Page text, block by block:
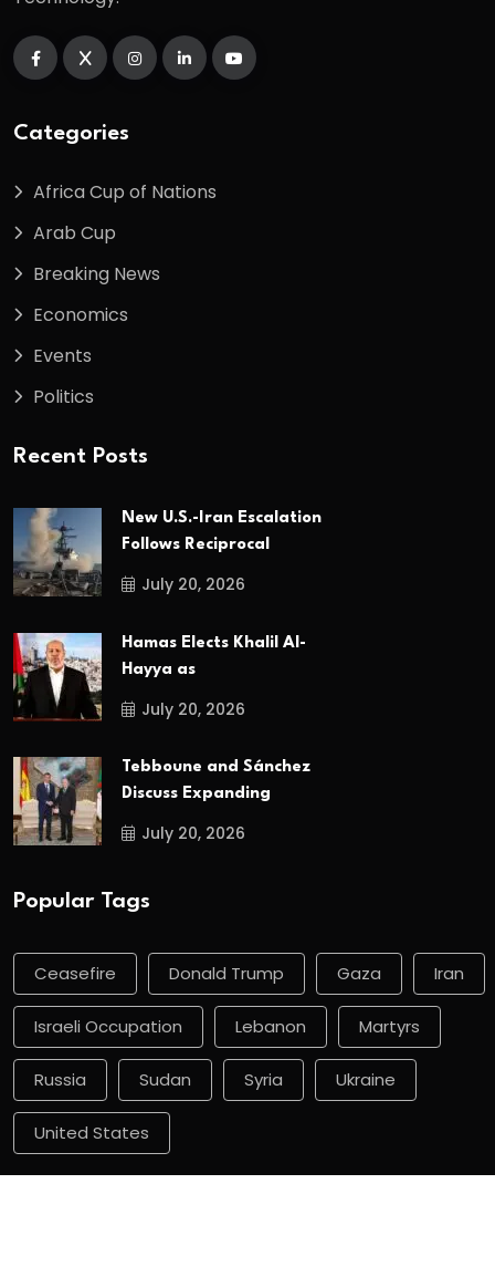
Categories
Africa Cup of Nations
Arab Cup
Breaking News
Economics
Events
Politics
Recent Posts
New U.S.-Iran Escalation
Follows Reciprocal
July 20, 2026
Hamas Elects Khalil Al-
Hayya as
July 20, 2026
Tebboune and Sánchez
Discuss Expanding
July 20, 2026
Popular Tags
Ceasefire Donald Trump Gaza Iran
Israeli Occupation Lebanon Martyrs
Russia Sudan Syria Ukraine
United States